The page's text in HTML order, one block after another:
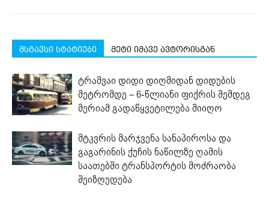
მსგავსი სტატიები მეტი იმავე ავტორისგან
ტრამვაი დიდი დიღმიდან დიდუბის
მეტრომდე – 6-წლიანი ფიქრის შემდეგ
მერიამ გადაწყვეტილება მიიღო
მტკვრის მარჯვენა სანაპიროსა და
გაგარინის ქუჩის ნაწილზე ღამის
საათებში ტრანსპორტის მოძრაობა
შეიზღუდება